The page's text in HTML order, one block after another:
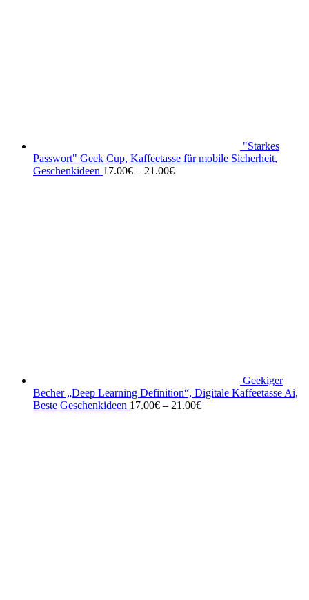
"Starkes
Passwort" Geek Cup, Kaffeetasse für mobile Sicherheit,
Geschenkideen 17.00€ – 21.00€
Geekiger
Becher „Deep Learning Definition“, Digitale Kaffeetasse Ai,
Beste Geschenkideen 17.00€ – 21.00€